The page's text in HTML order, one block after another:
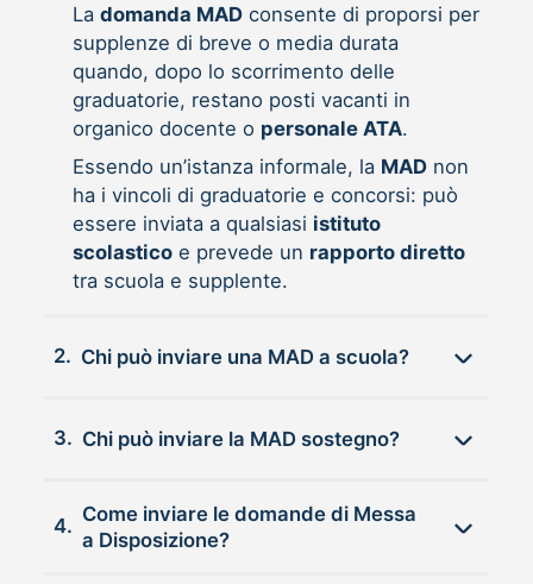
La domanda MADconsente di proporsi per
supplenze di breve o media durata
quando, dopo lo scorrimento delle
graduatorie, restano posti vacanti in
organico docente o personale ATA.
Essendo un’istanza informale, la MADnon
ha i vincoli di graduatorie e concorsi: può
essere inviata a qualsiasi istituto
scolasticoe prevede un rapporto diretto
tra scuola e supplente.
2. Chi può inviare una MAD a scuola?
3. Chi può inviare la MAD sostegno?
4.
Come inviare le domande di Messa
a Disposizione?